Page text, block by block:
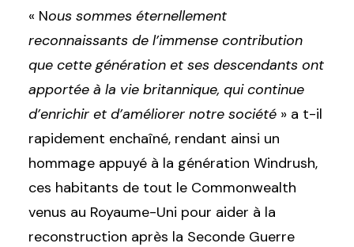
« Nous sommes éternellement
reconnaissants de l’immense contribution
que cette génération et ses descendants ont
apportée à la vie britannique, qui continue
d’enrichir et d’améliorer notre société » a t-il
rapidement enchaîné, rendant ainsi un
hommage appuyé à la génération Windrush,
ces habitants de tout le Commonwealth
venus au Royaume-Uni pour aider à la
reconstruction après la Seconde Guerre